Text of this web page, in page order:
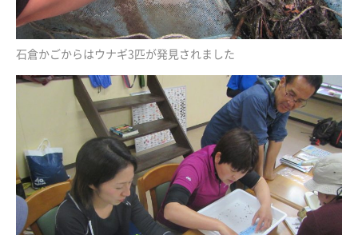
石倉かごからはウナギ3匹が発見されました